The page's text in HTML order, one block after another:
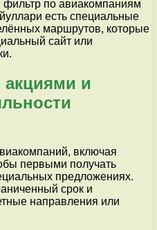
фильтр по авиакомпаниям
есть специальные
маршрутов, которые
сайт или
акциями и
включая
первыми получать
предложениях.
срок и
направления или